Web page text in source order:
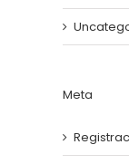
Meta